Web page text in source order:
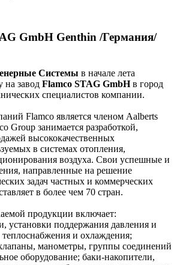
GmbH Genthin /Германия/
Системы в начале лета
на завод Flamco STAG GmbHв город
специалистов компании.
Flamco является членом Aalberts
Group занимается разработкой,
высококачественных
в системах отопления,
воздуха. Свои успешные и
направленные на решение
задач частных и коммерческих
в более чем 70 стран.
продукции включает:
установки поддержания давления и
и охлаждения;
манометры, группы соединений
оборудование; баки-накопители,